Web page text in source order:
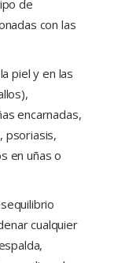
de
con las
piel y en las
encarnadas,
psoriasis,
en uñas o
cualquier